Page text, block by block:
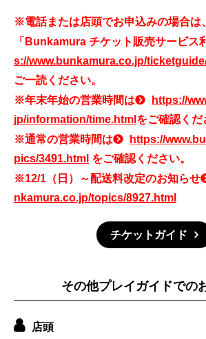
※電話または店頭でお申込みの場合は
「Bunkamura チケット販売サービス
s://www.bunkamura.co.jp/
ご一読ください。
※年末年始の営業時間は
https://
jp/information/time.html をご確認くだ
※通常の営業時間は
https://
pics/3491.html をご確認ください。
※12/1（日）～配送料改定のお知らせ
nkamura.co.jp/topics/8927.html
チケットガイド
その他プレイガイドでの
店頭